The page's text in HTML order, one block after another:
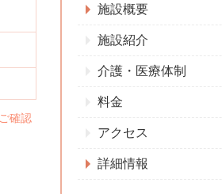
費用について
問 スタッフ紹介
施設関係者の方へ
確認
施設概要
施設紹介
介護・医療体制
料金
アクセス
詳細情報